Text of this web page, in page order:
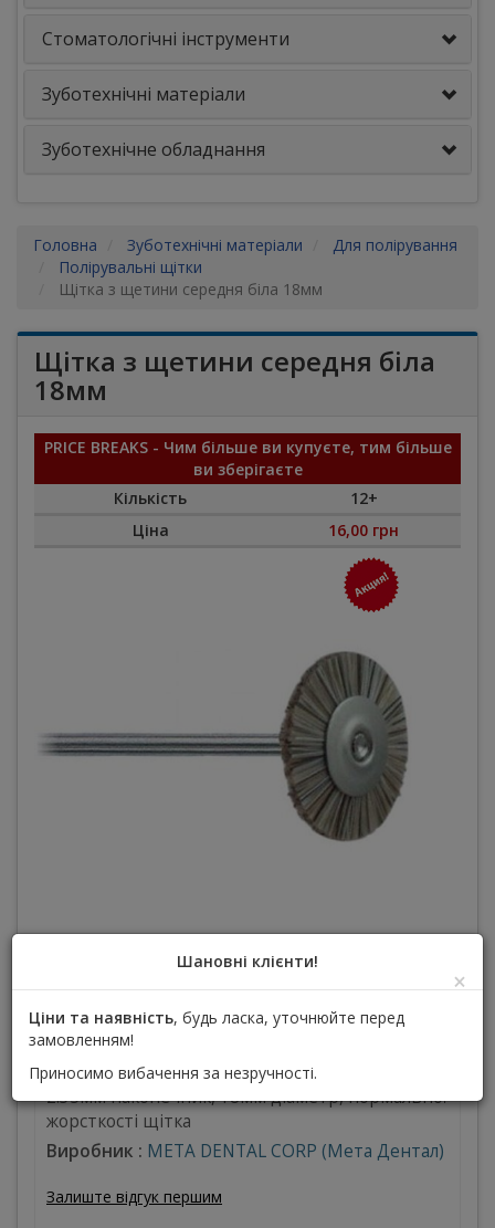
Стоматологічні інструменти
Зуботехнічні матеріали
Зуботехнічне обладнання
Головна Зуботехнічні матеріали
Для полірування
Полірувальні щітки
Щітка з щетини середня біла 18мм
Щітка з щетини середня біла
18мм
PRICE BREAKS - Чим більше ви купуєте, тим більше
ви зберігаєте
Кількість
12+
Ціна
16,00 грн
2.35мм наконечник, 18мм діаметр, нормальної
жорсткості щітка
Виробник : META DENTAL CORP (Мета Дентал)
Залиште відгук першим
Шановні клієнти!
×
Ціни та наявність, будь ласка, уточнюйте перед
замовленням!
Приносимо вибачення за незручності.